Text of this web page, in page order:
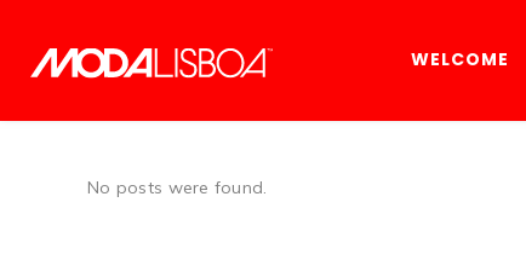
WELCOME
No posts were found.